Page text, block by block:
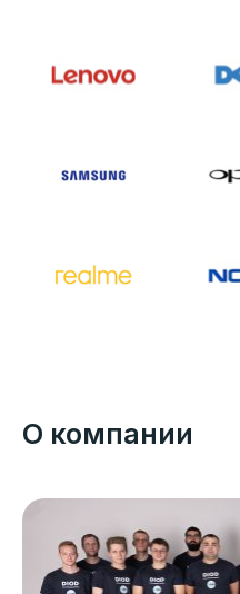
О компании